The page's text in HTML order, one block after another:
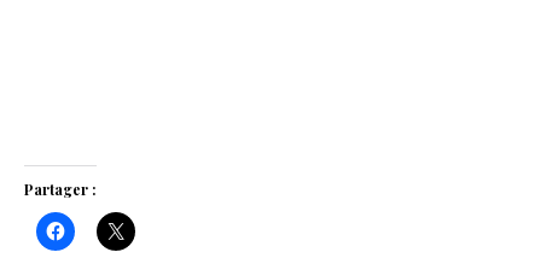
Partager :